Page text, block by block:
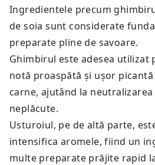
Ingredientele precum
de soia sunt considerate
preparate pline de savoare.
Ghimbirul este adesea utilizat
notă proaspătă și ușor
carne, ajutând la
neplăcute.
Usturoiul, pe de altă parte,
intensifica aromele, fiind un
multe preparate prăjite rapid